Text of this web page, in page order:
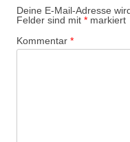
Deine E-Mail-Adresse
Felder sind mit * markiert
Kommentar *